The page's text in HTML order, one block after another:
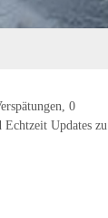
0
Updates zu